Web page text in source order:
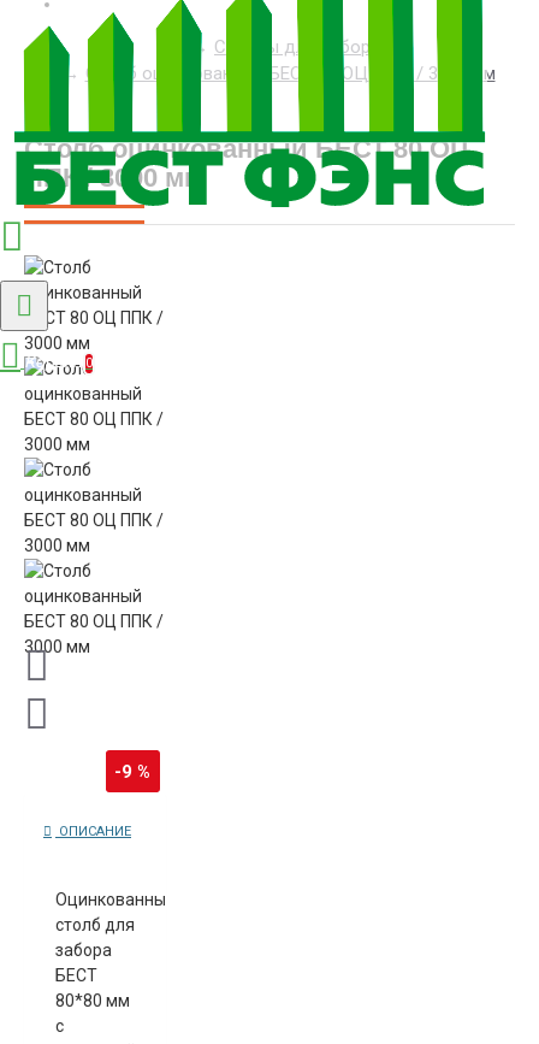
8(812)507-84-54
Корзина0
Столбы для забора
Столб оцинкованный БЕСТ 80 ОЦ ППК / 3000 мм
Столб оцинкованный БЕСТ 80 ОЦ
ППК / 3000 мм
-9 %
ОПИСАНИЕ
Оцинкованный
столб для
забора
БЕСТ
80*80 мм
с